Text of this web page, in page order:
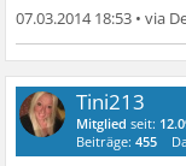
07.03.2014 18:53 •
Tini213
Mitglied seit:
Beiträge:455